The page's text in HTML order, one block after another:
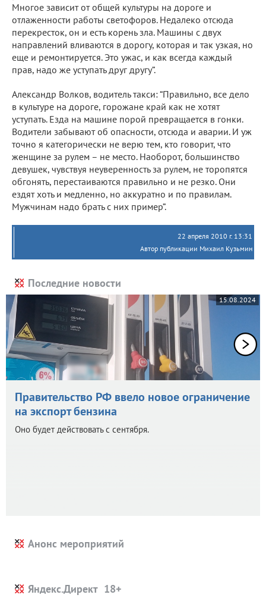
Многое зависит от общей культуры на дороге и
отлаженности работы светофоров. Недалеко отсюда
перекресток, он и есть корень зла. Машины с двух
направлений вливаются в дорогу, которая и так узкая, но
еще и ремонтируется. Это ужас, и как всегда каждый
прав, надо же уступать друг другу”.
Александр Волков, водитель такси: “Правильно, все дело
в культуре на дороге, горожане край как не хотят
уступать. Езда на машине порой превращается в гонки.
Водители забывают об опасности, отсюда и аварии. И уж
точно я категорически не верю тем, кто говорит, что
женщине за рулем – не место. Наоборот, большинство
девушек, чувствуя неуверенность за рулем, не торопятся
обгонять, перестаиваются правильно и не резко. Они
ездят хоть и медленно, но аккуратно и по правилам.
Мужчинам надо брать с них пример”.
22 апреля 2010 г. 13:31
Автор публикации Михаил Кузьмин
Последние новости
15.08.2024
Правительство РФ ввело новое ограничение
на экспорт бензина
Оно будет действовать с сентября.
Анонс мероприятий
Яндекс.Директ